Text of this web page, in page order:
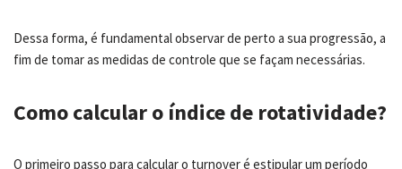
Dessa forma, é fundamental observar de perto a sua progressão, a
fim de tomar as medidas de controle que se façam necessárias.
Como calcular o índice de rotatividade?
O primeiro passo para calcular o turnover é estipular um período